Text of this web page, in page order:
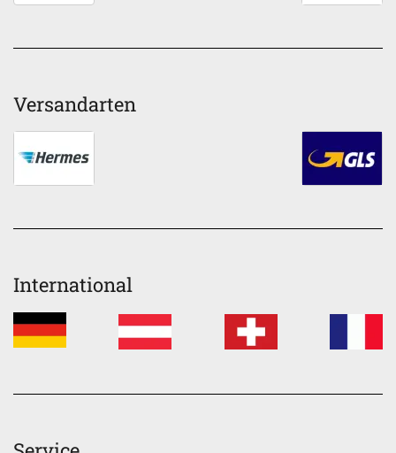
Versandarten
International